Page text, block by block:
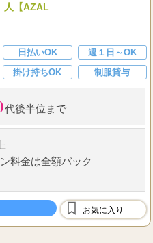
人【AZAL
日払いOK
週１日～OK
掛け持ちOK 制服貸与
代後半位まで
料金は全額バック
お気に入り